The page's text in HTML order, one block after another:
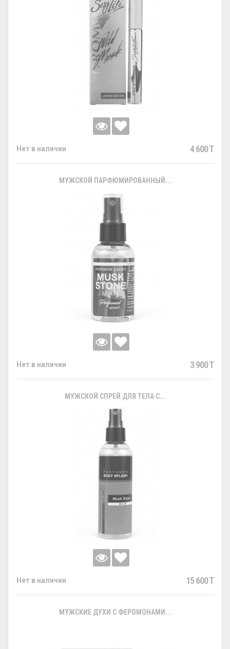
Нет в наличии 4 600 T
МУЖСКОЙ ПАРФЮМИРОВАННЫЙ...
Нет в наличии 3 900 T
МУЖСКОЙ СПРЕЙ ДЛЯ ТЕЛА С...
Нет в наличии 15 600 T
МУЖСКИЕ ДУХИ С ФЕРОМОНАМИ...